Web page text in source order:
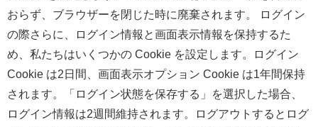
おらず、ブラウザーを閉じた時に廃棄されます。 ログイン
の際さらに、ログイン情報と画面表示情報を保持するた
め、私たちはいくつかの Cookie を設定します。ログイン
Cookie は2日間、画面表示オプション Cookie は1年間保持
されます。「ログイン状態を保存する」を選択した場合、
ログイン情報は2週間維持されます。ログアウトするとログ